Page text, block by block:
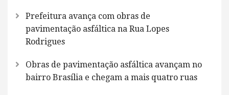
Prefeitura avança com obras de
pavimentação asfáltica na Rua Lopes
Rodrigues
Obras de pavimentação asfáltica avançam no
bairro Brasília e chegam a mais quatro ruas